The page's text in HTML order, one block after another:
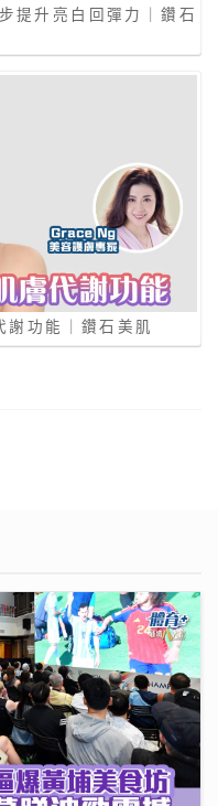
提升亮白回彈力｜鑽石
功能｜鑽石美肌